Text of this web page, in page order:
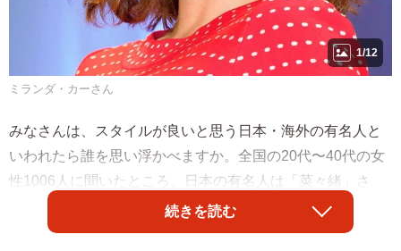
1/12
ミランダ・カーさん
みなさんは、スタイルが良いと思う日本・海外の有名人と
いわれたら誰を思い浮かべますか。全国の20代〜40代の女
性1006人に聞いたところ、日本の有名人は「菜々緒」さ
ん、海外の有名人は「ミランダ・カー」さんがそれぞれ1位
に選ばれたそうです。
続きを読む